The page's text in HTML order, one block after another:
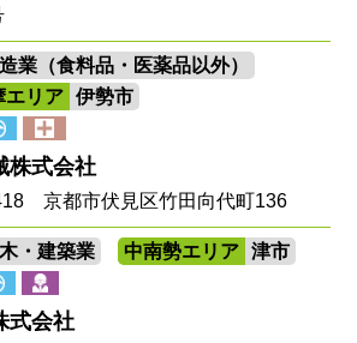
業（食料品・医薬品以外）
エリア
伊勢市
株式会社
京都市伏見区竹田向代町136
・建築業 中南勢エリア 津市
式会社